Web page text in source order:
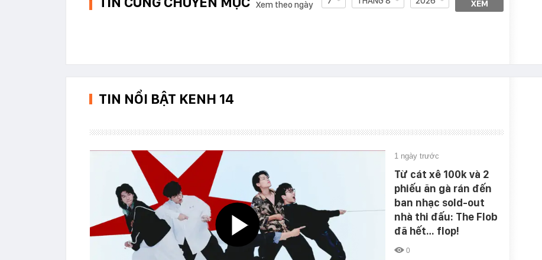
Xem theo ngày XEM
TIN NỔI BẬT KENH 14
1 ngày trước
Từ cát xê 100k và 2
phiếu ăn gà rán đến
ban nhạc sold-out
nhà thi đấu: The Flob
đã hết… flop!
0